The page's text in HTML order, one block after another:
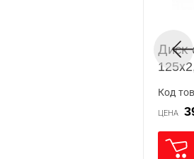
Диск
Код
ЦЕНА